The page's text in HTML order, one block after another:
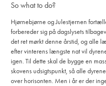
So what to do?
Hjørnebjørne og Julestjernen
forbereder sig på dagslysets
det ret mørkt denne årstid, og alle
efter vinterens længste nat vil
igen. Til dette skal de bygge en
skovens udsigtspunkt, så alle
over horisonten. Men i år er der